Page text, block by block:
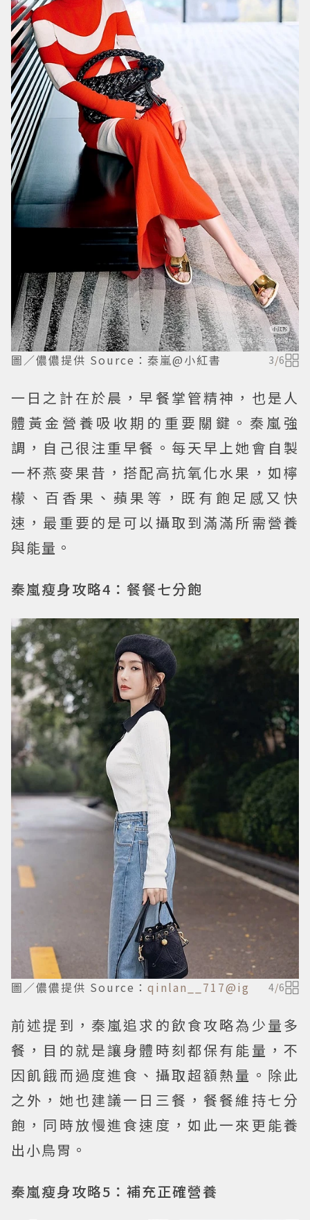
圖／儂儂提供 Source：秦嵐@小紅書 3/6
一日之計在於晨，早餐掌管精神，也是人
體黃金營養吸收期的重要關鍵。秦嵐強
調，自己很注重早餐。每天早上她會自製
一杯燕麥果昔，搭配高抗氧化水果，如檸
檬、百香果、蘋果等，既有飽足感又快
速，最重要的是可以攝取到滿滿所需營養
與能量。
秦嵐瘦身攻略4：餐餐七分飽
圖／儂儂提供 Source： qinlan__717@ig 4/6
前述提到，秦嵐追求的飲食攻略為少量多
餐，目的就是讓身體時刻都保有能量，不
因飢餓而過度進食、攝取超額熱量。除此
之外，她也建議一日三餐，餐餐維持七分
飽，同時放慢進食速度，如此一來更能養
出小鳥胃。
秦嵐瘦身攻略5：補充正確營養